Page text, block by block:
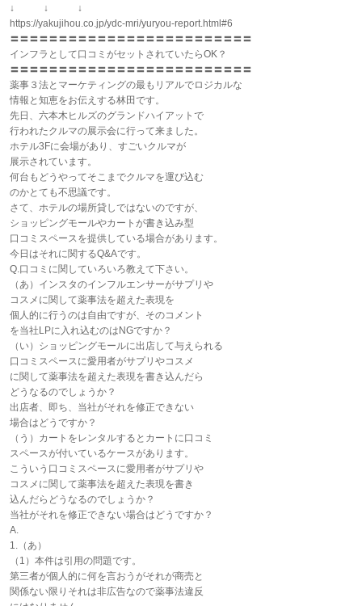
↓ ↓ ↓
https://yakujihou.co.jp/ydc-mri/yuryou-report.html#6
〓〓〓〓〓〓〓〓〓〓〓〓〓〓〓〓〓〓〓〓〓〓〓〓〓
インフラとして口コミがセットされていたらOK？
〓〓〓〓〓〓〓〓〓〓〓〓〓〓〓〓〓〓〓〓〓〓〓〓〓
薬事３法とマーケティングの最もリアルでロジカルな
情報と知恵をお伝えする林田です。
先日、六本木ヒルズのグランドハイアットで
行われたクルマの展示会に行って来ました。
ホテル3Fに会場があり、すごいクルマが
展示されています。
何台もどうやってそこまでクルマを運び込む
のかとても不思議です。
さて、ホテルの場所貸しではないのですが、
ショッピングモールやカートが書き込み型
口コミスペースを提供している場合があります。
今日はそれに関するQ&Aです。
Q.口コミに関していろいろ教えて下さい。
（あ）インスタのインフルエンサーがサプリや
コスメに関して薬事法を超えた表現を
個人的に行うのは自由ですが、そのコメント
を当社LPに入れ込むのはNGですか？
（い）ショッピングモールに出店して与えられる
口コミスペースに愛用者がサプリやコスメ
に関して薬事法を超えた表現を書き込んだら
どうなるのでしょうか？
出店者、即ち、当社がそれを修正できない
場合はどうですか？
（う）カートをレンタルするとカートに口コミ
スペースが付いているケースがあります。
こういう口コミスペースに愛用者がサプリや
コスメに関して薬事法を超えた表現を書き
込んだらどうなるのでしょうか？
当社がそれを修正できない場合はどうですか？
A.
1.（あ）
（1）本件は引用の問題です。
第三者が個人的に何を言おうがそれが商売と
関係ない限りそれは非広告なので薬事法違反